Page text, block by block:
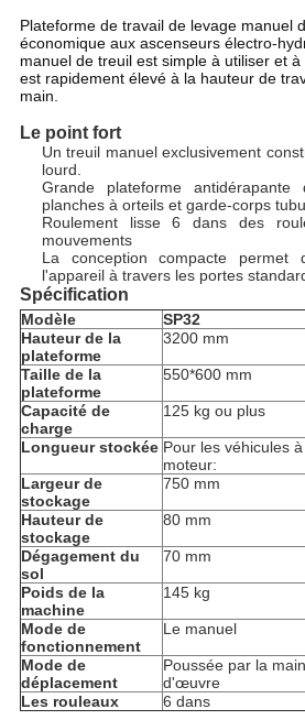
Plateforme de travail de levage manuel
économique aux ascenseurs électro-
manuel de treuil est simple à utiliser et
est rapidement élevé à la hauteur de
main.
Le point fort
Un treuil manuel exclusivement
lourd.
Grande plateforme
planches à orteils et garde-corps
Roulement lisse 6 dans des
mouvements
La conception compacte permet
l'appareil à travers les portes
Spécification
Modèle SP32
Hauteur de la
plateforme
3200 mm
Taille de la
plateforme
550*600 mm
Capacité de
charge
125 kg ou plus
Longueur stockée Pour les véhicules à
moteur:
Largeur de
stockage
750 mm
Hauteur de
stockage
80 mm
Dégagement du
sol
70 mm
Poids de la
machine
145 kg
Mode de
fonctionnement
Le manuel
Mode de
déplacement
Poussée par la
d'œuvre
Les rouleaux
6 dans